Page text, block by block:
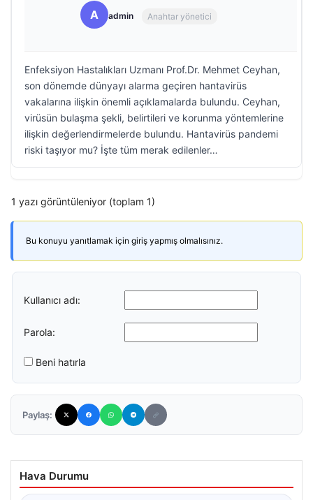
A admin Anahtar yönetici
Enfeksiyon Hastalıkları Uzmanı Prof.Dr. Mehmet Ceyhan,
son dönemde dünyayı alarma geçiren hantavirüs
vakalarına ilişkin önemli açıklamalarda bulundu. Ceyhan,
virüsün bulaşma şekli, belirtileri ve korunma yöntemlerine
ilişkin değerlendirmelerde bulundu. Hantavirüs pandemi
riski taşıyor mu? İşte tüm merak edilenler…
1 yazı görüntüleniyor (toplam 1)
Bu konuyu yanıtlamak için giriş yapmış olmalısınız.
Kullanıcı adı:
Parola:
Beni hatırla
Paylaş:
Hava Durumu